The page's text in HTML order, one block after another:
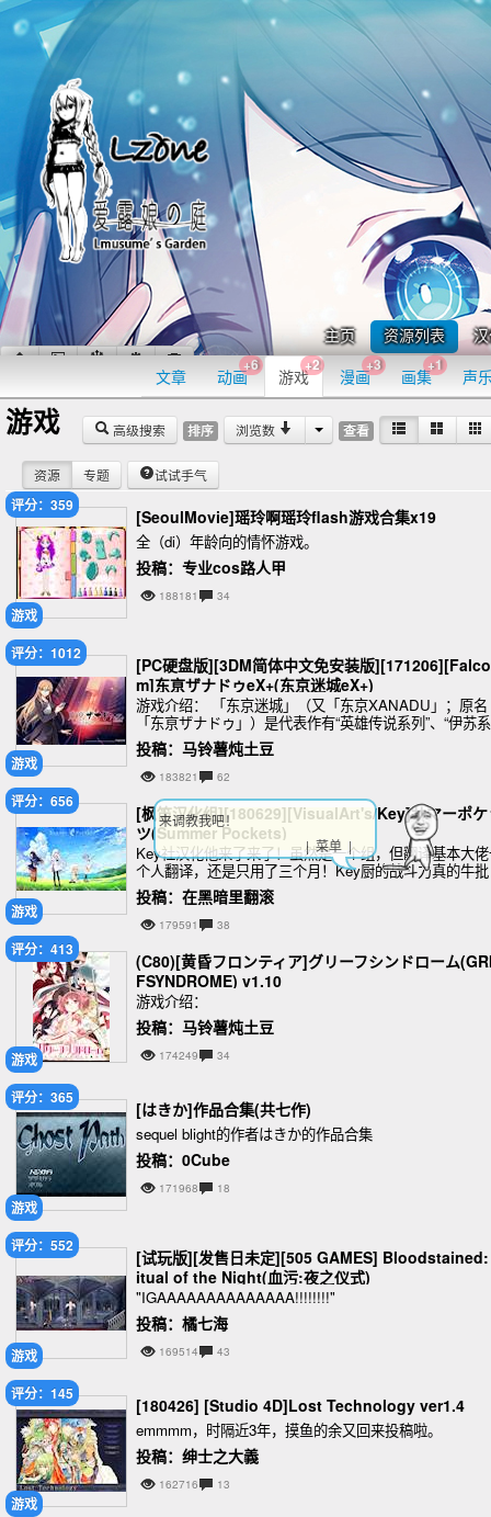
主页 资源列表
文章 动画
+6
游戏
+2
漫画
+3
画集
+1
声
游戏 高级搜索 排序 浏览数 查看
资源 专题 试试手气
游戏
评分：359
[SeoulMovie]瑶玲啊瑶玲flash游戏合集x19
全（di）年龄向的情怀游戏。
投稿：专业cos路人甲
188181 34
游戏
评分：1012
[PC硬盘版][3DM简体中文免安装版][171206][Falco
m]东亰ザナドゥeX+(东京迷城eX+)
游戏介绍： 「东京迷城」（又「东京XANADU」；原名
「东亰ザナドゥ」）是代表作有“英雄传说系列”、“伊苏系
列”的知名游戏公司日本Fa
投稿：马铃薯炖土豆
183821 62
游戏
评分：656
[枫笛汉化组][180629][VisualArt's/Key]サマーポケ
ツ(Summer Pockets)
Key社汉化他来了来了！虽然是一个组，但翻译基本大
个人翻译，还是只用了三个月！Key厨的战斗力真的牛
这作的设定都是在夏天发生的故事，和AIR有点相似，
有点奇幻的世界观设定，与四个女孩子发生
投稿：在黑暗里翻滚
179591 38
游戏
评分：413
(C80)[黄昏フロンティア]グリーフシンドローム
FSYNDROME) v1.10
游戏介绍：
投稿：马铃薯炖土豆
174249 34
游戏
评分：365
[はきか]作品合集(共七作)
sequel blight的作者はきか的作品合集
投稿：0Cube
171968 18
游戏
评分：552
[试玩版][发售日未定][505 GAMES]
itual of the Night(血污:夜之仪式)
"IGAAAAAAAAAAAAAA!!!!!!!!"
投稿：橘七海
169514 43
游戏
评分：145
[180426] [Studio 4D]Lost Technology ver1.4
emmmm，时隔近3年，摸鱼的余又回来投稿啦。
投稿：绅士之大義
162716 13
来调教我吧！
| 菜单 |